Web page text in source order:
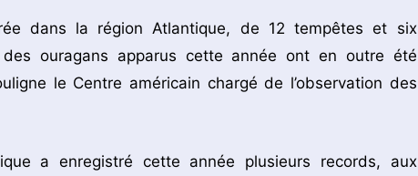
dans la région Atlantique, de 12 tempêtes et six
ouragans apparus cette année ont en outre été
le Centre américain chargé de l’observation des
a enregistré cette année plusieurs records, aux